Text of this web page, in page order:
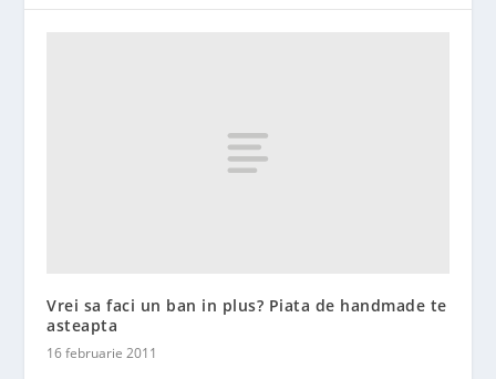
Vrei sa faci un ban in plus? Piata de handmade te
asteapta
16 februarie 2011